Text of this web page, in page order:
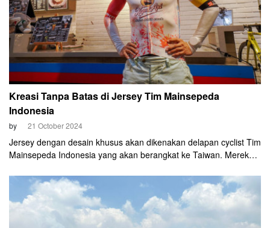
Kreasi Tanpa Batas di Jersey Tim Mainsepeda
Indonesia
by 21 October 2024
Jersey dengan desain khusus akan dikenakan delapan cyclist Tim
Mainsepeda Indonesia yang akan berangkat ke Taiwan. Mereka
nanjak paling ekstrem di dunia. SUB Jersey yang menjadi ofisial
apparel telah merilis dua jenis jersey.